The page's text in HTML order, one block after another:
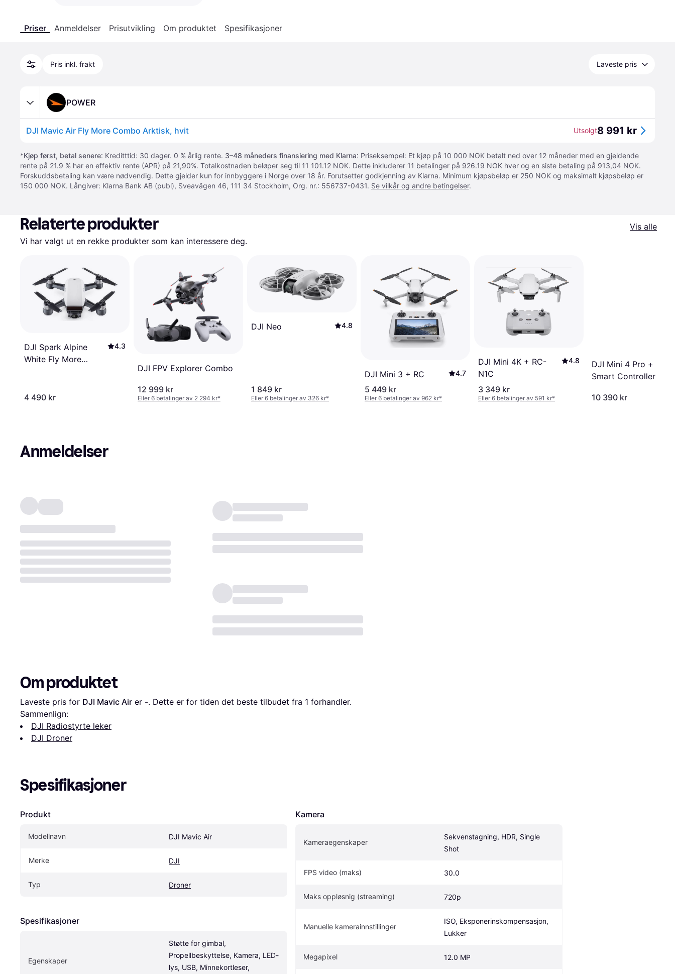
Priser Anmeldelser Prisutvikling Om produktet Spesifikasjoner
Pris inkl. frakt Laveste pris
POWER
DJI Mavic Air Fly More Combo Arktisk, hvit Utsolgt8 991 kr
*Kjøp først, betal senere: Kreditttid: 30 dager. 0 % årlig rente. 3–48 måneders finansiering med Klarna: Priseksempel: Et kjøp på 10 000 NOK betalt ned over 12 måneder med en gjeldende
rente på 21.9 % har en effektiv rente (APR) på 21,90%. Totalkostnaden beløper seg til 11 101.12 NOK. Dette inkluderer 11 betalinger på 926.19 NOK hver og en siste betaling på 913,04 NOK.
Forskuddsbetaling kan være nødvendig. Dette gjelder kun for innbyggere i Norge over 18 år. Forutsetter godkjenning av Klarna. Minimum kjøpsbeløp er 250 NOK og maksimalt kjøpsbeløp er
150 000 NOK. Långiver: Klarna Bank AB (publ), Sveavägen 46, 111 34 Stockholm, Org. nr.: 556737-0431. Se vilkår og andre betingelser.
Relaterte produkter
Vis alle
Vi har valgt ut en rekke produkter som kan interessere deg.
DJI Spark Alpine
White Fly More
4.3
4 490 kr
DJI FPV Explorer Combo
12 999 kr
Eller 6 betalinger av 2 294 kr*
DJI Neo 4.8
1 849 kr
Eller 6 betalinger av 326 kr*
DJI Mini 3 + RC 4.7
5 449 kr
Eller 6 betalinger av 962 kr*
DJI Mini 4K + RC-
N1C
4.8
3 349 kr
Eller 6 betalinger av 591 kr*
DJI Mini 4 Pro +
Smart Controller
10 390 kr
Anmeldelser
Om produktet
Laveste pris for DJI Mavic Air er -. Dette er for tiden det beste tilbudet fra 1 forhandler.
Sammenlign:
DJI Radiostyrte leker
DJI Droner
Spesifikasjoner
Produkt
Modellnavn DJI Mavic Air
Merke DJI
Typ Droner
Spesifikasjoner
Egenskaper
Støtte for gimbal,
Propellbeskyttelse, Kamera, LED-
lys, USB, Minnekortleser,
Kamera
Kameraegenskaper
Sekvenstagning, HDR, Single
Shot
FPS video (maks) 30.0
Maks oppløsnig (streaming) 720p
Manuelle kamerainnstillinger
ISO, Eksponerinskompensasjon,
Lukker
Megapixel 12.0 MP